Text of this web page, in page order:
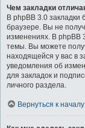
Чем закладки
В phpBB 3.0
браузере. Вы не
изменениях. В phpBB
темы. Вы можете
находящейся у вас в
уведомления об
для закладок и
личного раздела.
Вернуться к началу